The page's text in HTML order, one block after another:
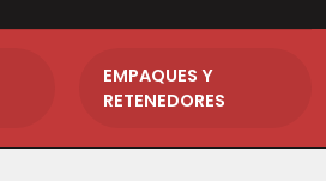
EMPAQUES Y
RETENEDORES